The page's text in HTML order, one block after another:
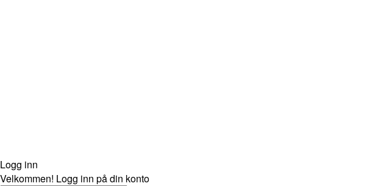
Logg inn
Velkommen! Logg inn på din konto